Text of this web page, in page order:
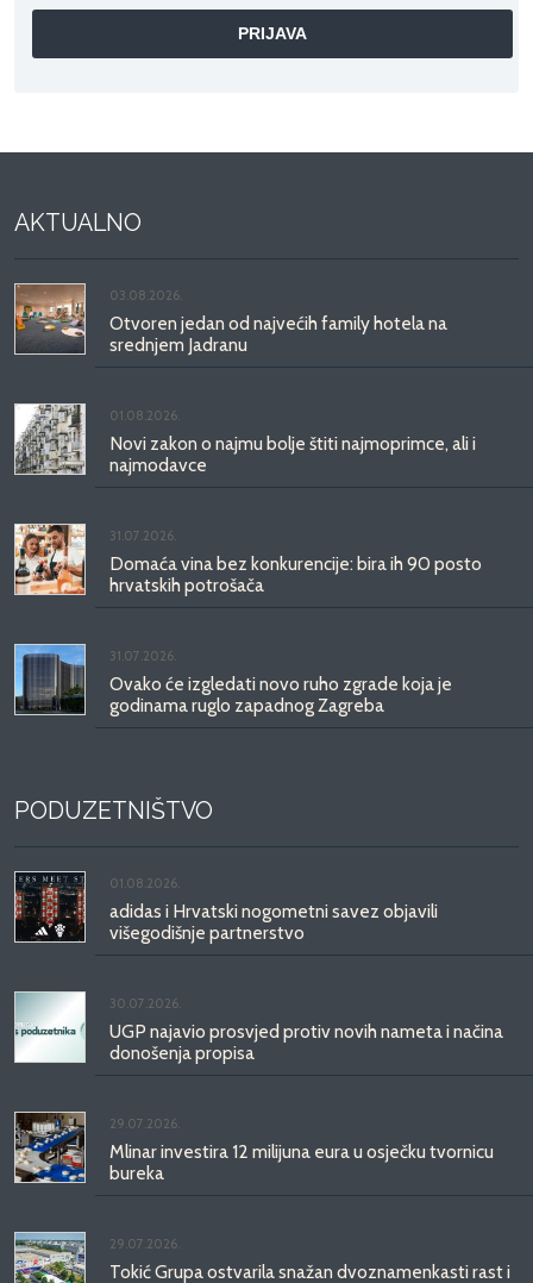
AKTUALNO
03.08.2026.
Otvoren jedan od najvećih family hotela na
srednjem Jadranu
01.08.2026.
Novi zakon o najmu bolje štiti najmoprimce, ali i
najmodavce
31.07.2026.
Domaća vina bez konkurencije: bira ih 90 posto
hrvatskih potrošača
31.07.2026.
Ovako će izgledati novo ruho zgrade koja je
godinama ruglo zapadnog Zagreba
PODUZETNIŠTVO
01.08.2026.
adidas i Hrvatski nogometni savez objavili
višegodišnje partnerstvo
30.07.2026.
UGP najavio prosvjed protiv novih nameta i načina
donošenja propisa
29.07.2026.
Mlinar investira 12 milijuna eura u osječku tvornicu
bureka
29.07.2026.
Tokić Grupa ostvarila snažan dvoznamenkasti rast i